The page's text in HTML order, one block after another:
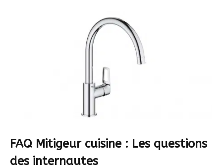
FAQ Mitigeur cuisine : Les questions
des internautes